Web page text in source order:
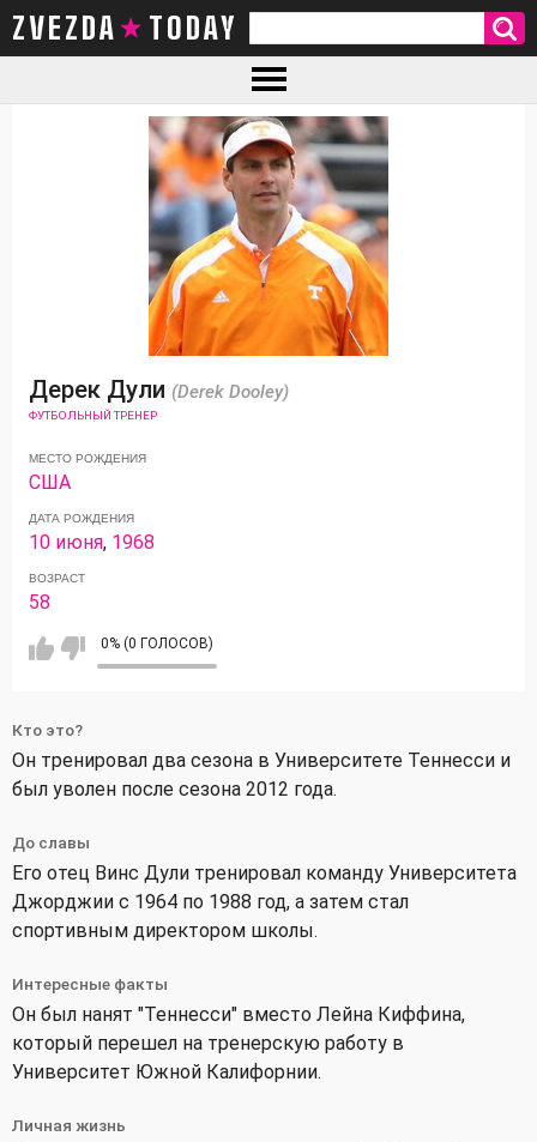
ZVEZDA TODAY
Дерек Дули (Derek Dooley)
ФУТБОЛЬНЫЙ ТРЕНЕР
МЕСТО РОЖДЕНИЯ
США
ДАТА РОЖДЕНИЯ
10 июня, 1968
ВОЗРАСТ
58
0% (0 ГОЛОСОВ)
Кто это?
Он тренировал два сезона в Университете Теннесси и
был уволен после сезона 2012 года.
До славы
Его отец Винс Дули тренировал команду Университета
Джорджии с 1964 по 1988 год, а затем стал
спортивным директором школы.
Интересные факты
Он был нанят "Теннесси" вместо Лейна Киффина,
который перешел на тренерскую работу в
Университет Южной Калифорнии.
Личная жизнь